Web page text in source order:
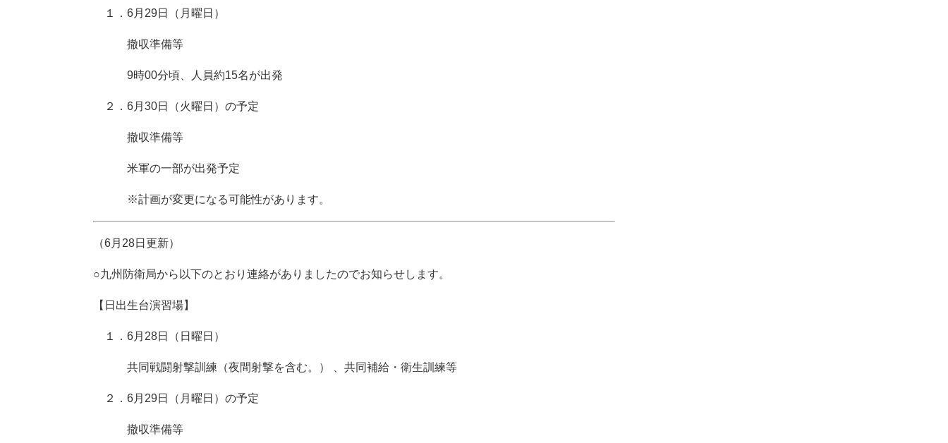
１．6月29日（月曜日）
撤収準備等
9時00分頃、人員約15名が出発
２．6月30日（火曜日）の予定
撤収準備等
米軍の一部が出発予定
※計画が変更になる可能性があります。
（6月28日更新）
○九州防衛局から以下のとおり連絡がありましたのでお知らせします。
【日出生台演習場】
１．6月28日（日曜日）
共同戦闘射撃訓練（夜間射撃を含む。） 、共同補給・衛生訓練等
２．6月29日（月曜日）の予定
撤収準備等